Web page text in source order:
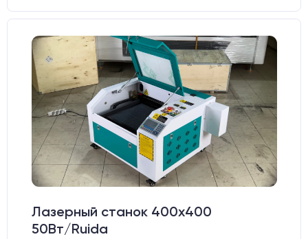
Лазерный станок 400х400
50Вт/Ruida